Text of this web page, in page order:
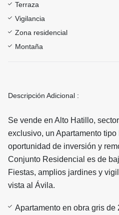
Terraza
Vigilancia
Zona residencial
Montaña
Descripción Adicional :
Se vende en Alto Hatillo,
exclusivo, un Apartamento tipo
oportunidad de inversión y
Conjunto Residencial es de
Fiestas, amplios jardines y
vista al Ávila.
Apartamento en obra gris de